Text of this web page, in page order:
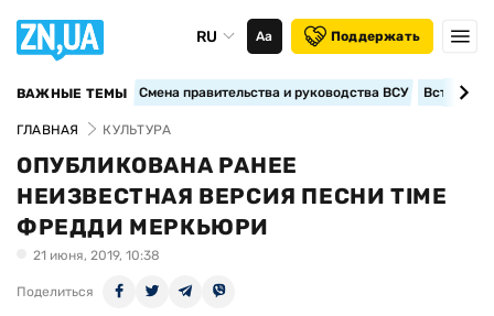
RU Аа Поддержать
ВАЖНЫЕ ТЕМЫ Смена правительства и руководства ВСУ
ГЛАВНАЯ КУЛЬТУРА
ОПУБЛИКОВАНА РАНЕЕ
НЕИЗВЕСТНАЯ ВЕРСИЯ ПЕСНИ TIME
ФРЕДДИ МЕРКЬЮРИ
21 июня, 2019, 10:38
Поделиться